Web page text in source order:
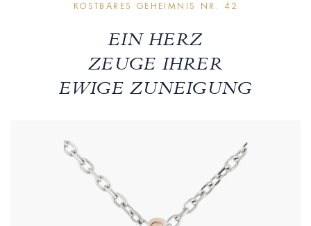
KOSTBARES GEHEIMNIS NR. 42
EIN HERZ
ZEUGE IHRER
EWIGE ZUNEIGUNG